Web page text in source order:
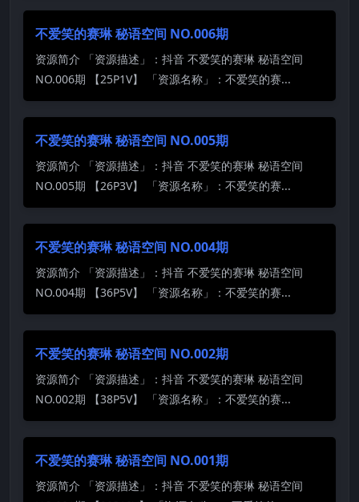
不爱笑的赛琳 秘语空间 NO.006期
资源简介 「资源描述」：抖音 不爱笑的赛琳 秘语空间
NO.006期 【25P1V】 「资源名称」：不爱笑的赛...
不爱笑的赛琳 秘语空间 NO.005期
资源简介 「资源描述」：抖音 不爱笑的赛琳 秘语空间
NO.005期 【26P3V】 「资源名称」：不爱笑的赛...
不爱笑的赛琳 秘语空间 NO.004期
资源简介 「资源描述」：抖音 不爱笑的赛琳 秘语空间
NO.004期 【36P5V】 「资源名称」：不爱笑的赛...
不爱笑的赛琳 秘语空间 NO.002期
资源简介 「资源描述」：抖音 不爱笑的赛琳 秘语空间
NO.002期 【38P5V】 「资源名称」：不爱笑的赛...
不爱笑的赛琳 秘语空间 NO.001期
资源简介 「资源描述」：抖音 不爱笑的赛琳 秘语空间